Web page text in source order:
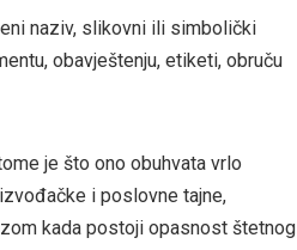
naziv, slikovni ili simbolički
obavještenju, etiketi, obruču
je što ono obuhvata vrlo
i poslovne tajne,
kada postoji opasnost štetnog